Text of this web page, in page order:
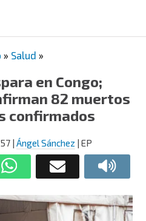
» Salud »
en Congo;
82 muertos
confirmados
| Ángel Sánchez | EP